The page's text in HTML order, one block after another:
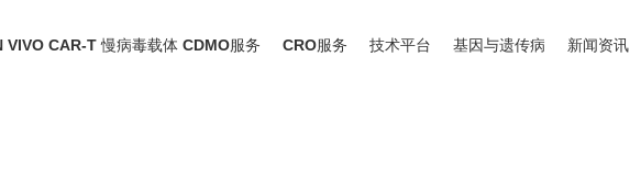
VIVO CAR-T 慢病毒载体 CDMO服务 CRO服务 技术平台 基因与遗传病 新闻资讯